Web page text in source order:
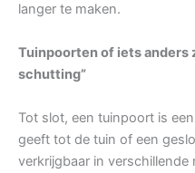
langer te maken.
Tuinpoorten of iets anders
schutting”
Tot slot, een tuinpoort is
geeft tot de tuin of een
verkrijgbaar in verschillende